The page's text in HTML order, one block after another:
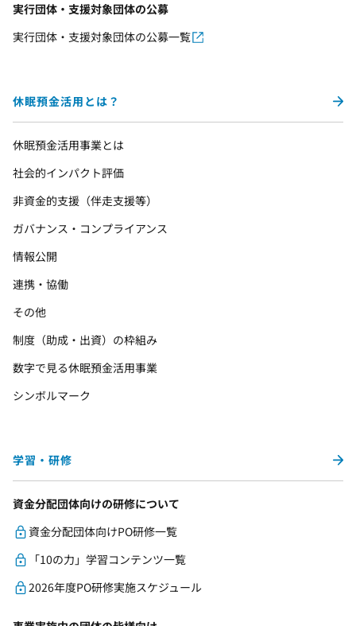
実行団体・支援対象団体の公募
実行団体・支援対象団体の公募一覧
休眠預金活用とは？
休眠預金活用事業とは
社会的インパクト評価
非資金的支援（伴走支援等）
ガバナンス・コンプライアンス
情報公開
連携・協働
その他
制度（助成・出資）の枠組み
数字で見る休眠預金活用事業
シンボルマーク
学習・研修
資金分配団体向けの研修について
資金分配団体向けPO研修一覧
「10の力」学習コンテンツ一覧
2026年度PO研修実施スケジュール